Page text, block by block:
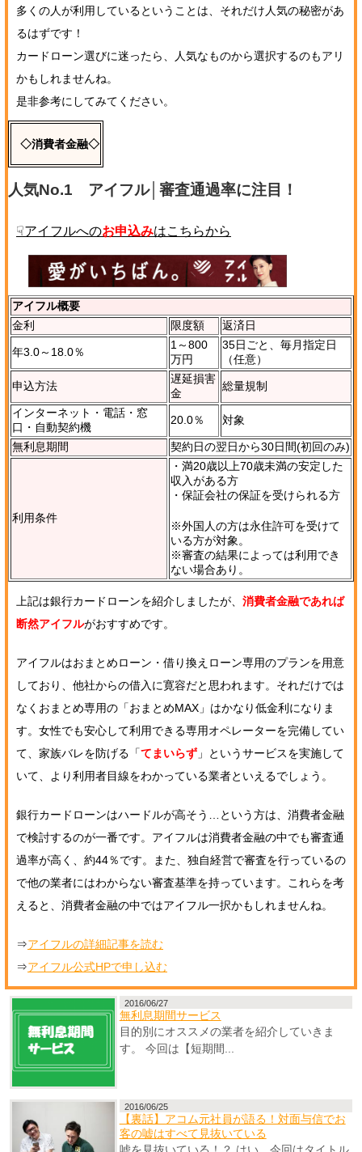
多くの人が利用しているということは、それだけ人気の秘密があ
るはずです！
カードローン選びに迷ったら、人気なものから選択するのもアリ
かもしれませんね。
是非参考にしてみてください。
◇消費者金融◇
人気No.1 アイフル│審査通過率に注目！
アイフル概要
金利
限度額 返済日
年3.0～18.0％
1～800
万円
35日ごと、毎月指定日
（任意）
申込方法
遅延損害
金
総量規制
インターネット・電話・窓
口・自動契約機
20.0％ 対象
無利息期間 契約日の翌日から30日間(初回のみ)
利用条件
・満20歳以上70歳未満の安定した
収入がある方
・保証会社の保証を受けられる方
※外国人の方は永住許可を受けて
いる方が対象。
※審査の結果によっては利用でき
ない場合あり。
上記は銀行カードローンを紹介しましたが、 消費者金融であれば
断然アイフルがおすすめです。
アイフルはおまとめローン・借り換えローン専用のプランを用意
しており、他社からの借入に寛容だと思われます。それだけでは
なくおまとめ専用の「おまとめMAX」はかなり低金利になりま
す。女性でも安心して利用できる専用オペレーターを完備してい
て、家族バレを防げる「てまいらず 」というサービスを実施して
いて、より利用者目線をわかっている業者といえるでしょう。
銀行カードローンはハードルが高そう…という方は、消費者金融
で検討するのが一番です。アイフルは消費者金融の中でも審査通
過率が高く、約44％です。また、独自経営で審査を行っているの
で他の業者にはわからない審査基準を持っています。これらを考
えると、消費者金融の中ではアイフル一択かもしれませんね。
⇒アイフルの詳細記事を読む
⇒アイフル公式HPで申し込む
2016/06/27
無利息期間サービス
目的別にオススメの業者を紹介していきま
す。 今回は【短期間...
2016/06/25
【裏話】アコム元社員が語る！対面与信でお
客の嘘はすべて見抜いている